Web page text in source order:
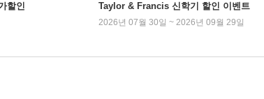
할인 Taylor & Francis 신학기 할인 이벤트
2026년 07월 30일 ~ 2026년 09월 29일